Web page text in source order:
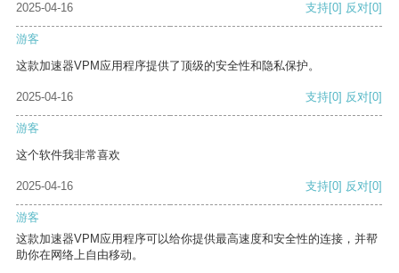
2025-04-16
支持[0] 反对[0]
游客
这款加速器VPM应用程序提供了顶级的安全性和隐私保护。
2025-04-16 支持[0] 反对[0]
游客
这个软件我非常喜欢
2025-04-16 支持[0] 反对[0]
游客
这款加速器VPM应用程序可以给你提供最高速度和安全性的连接，并帮
助你在网络上自由移动。